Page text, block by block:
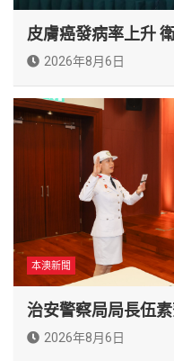
皮膚癌發病率上升
2026年8月6日
本澳新聞
治安警察局局長伍
2026年8月6日